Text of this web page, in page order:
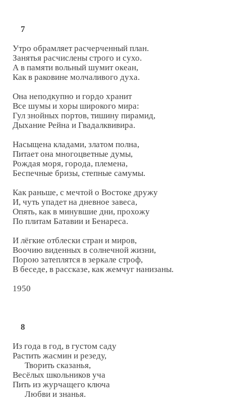
7
Утро обрамляет расчерченный план.
Занятья расчислены строго и сухо.
А в памяти вольный шумит океан,
Как в раковине молчаливого духа.
Она неподкупно и гордо хранит
Все шумы и хоры широкого мира:
Гул знойных портов, тишину пирамид,
Дыхание Рейна и Гвадалквивира.
Насыщена кладами, златом полна,
Питает она многоцветные думы,
Рождая моря, города, племена,
Беспечные бризы, степные самумы.
Как раньше, с мечтой о Востоке дружу
И, чуть упадет на дневное завеса,
Опять, как в минувшие дни, прохожу
По плитам Батавии и Бенареса.
И лёгкие отблески стран и миров,
Воочию виденных в солнечной жизни,
Порою затеплятся в зеркале строф,
В беседе, в рассказе, как жемчуг нанизаны.
1950
8
Из года в год, в густом саду
Растить жасмин и резеду,
      Творить сказанья,
Весёлых школьников уча
Пить из журчащего ключа
      Любви и знанья.